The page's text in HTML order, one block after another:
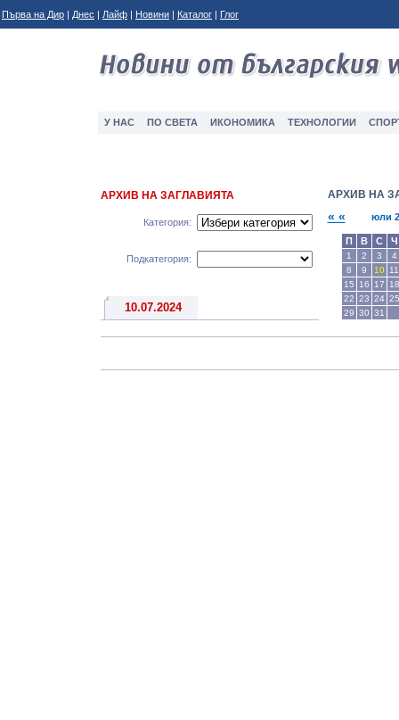
Първа на Дир | Днес | Лайф | Новини | Каталог | Глог
У НАС ПО СВЕТА ИКОНОМИКА ТЕXНОЛОГИИ
АРХИВ НА ЗАГЛАВИЯТА
Категория:
Подкатегория:
АРХИВ НА
« « юли
П В С Ч
1 2 3
4
8
9 10 11
15
16 17
18
22 23 24 25
29 30 31
10.07.2024